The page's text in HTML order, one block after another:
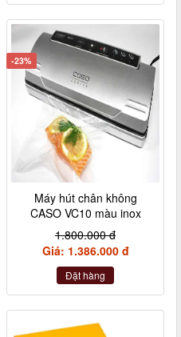
-23%
Máy hút chân không
CASO VC10 màu inox
1.800.000 đ
Giá: 1.386.000 đ
Đặt hàng